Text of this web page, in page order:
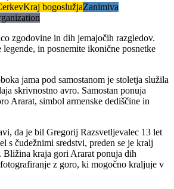
Kraj bogoslužjaZanimiva
zgodovine in dih jemajočih razgledov.
in posnemite ikonične posnetke
jama pod samostanom je stoletja služila
skrivnostno avro. Samostan ponuja
Ararat, simbol armenske dediščine in
da je bil Gregorij Razsvetljevalec 13 let
s čudežnimi sredstvi, preden se je kralj
Bližina kraja gori Ararat ponuja dih
z goro, ki mogočno kraljuje v